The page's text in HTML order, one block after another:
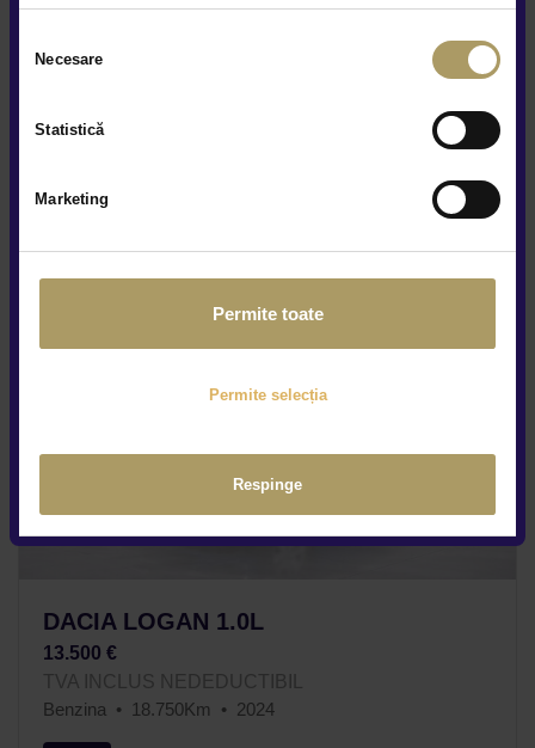
care sunt activate automat, conform legislației în vigoare.
Necesare
Statistică
Marketing
Permite toate
Permite selecția
Respinge
DACIA LOGAN 1.0L
13.500 €
TVA INCLUS NEDEDUCTIBIL
Benzina
18.750Km 2024